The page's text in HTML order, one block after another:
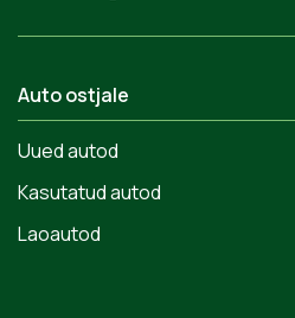
Auto ostjale
Uued autod
Kasutatud autod
Laoautod